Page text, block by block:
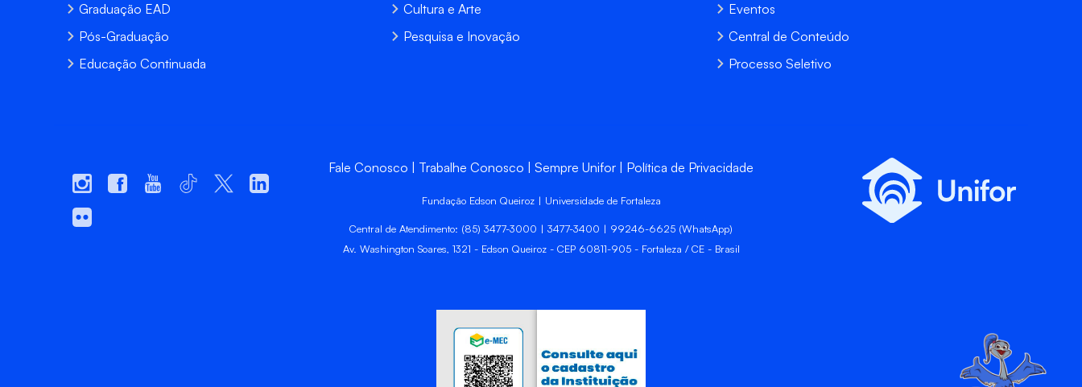
Graduação EAD
Pós-Graduação
Educação Continuada
Cultura e Arte
Pesquisa e Inovação
Eventos
Central de Conteúdo
Processo Seletivo
Fale Conosco Trabalhe Conosco Sempre Unifor Política de Privacidade
Fundação Edson Queiroz | Universidade de Fortaleza
Central de Atendimento: (85) 3477-3000 | 3477-3400 | 99246-6625 (WhatsApp)
Av. Washington Soares, 1321 - Edson Queiroz - CEP 60811-905 - Fortaleza / CE - Brasil